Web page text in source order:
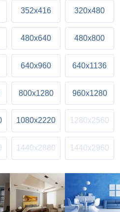
352x416 320x480
480x640 480x800
640x960 640x1136
800x1280 960x1280
1080x2220 1280x2560
1440x2880 1440x2960